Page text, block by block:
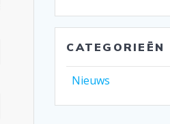
CATEGORIEËN
Nieuws